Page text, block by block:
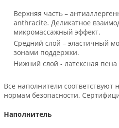
Верхняя часть –
anthracite. Деликатное
микромассажный эффект.
Средний слой – эластичный
зонами поддержки.
Нижний слой - латексная
Все наполнители
нормам безопасности.
Наполнитель